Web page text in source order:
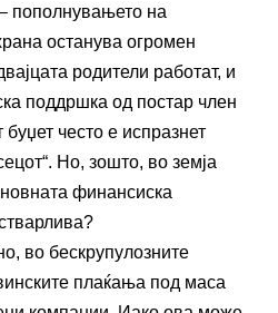
пополнувањето на
останува огромен
родители работат, и
поддршка од постар член
често е испразнет
Но, зошто, во земја
финансиска
во бескрупулозните
плаќања под маса